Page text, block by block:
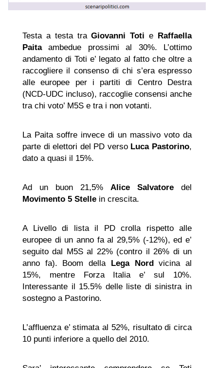
Testa a testa traGiovanni Totie Raffaella
Paitaambedue prossimi al 30%. L’ottimo
andamento di Toti e’ legato al fatto che oltre a
raccogliere il consenso di chi s’era espresso
alle europee per i partiti di Centro Destra
(NCD-UDC incluso), raccoglie consensi anche
tra chi voto’ M5S e tra i non votanti.
La Paita soffre invece di un massivo voto da
parte di elettori del PD verso Luca Pastorino,
dato a quasi il 15%.
Ad un buon 21,5% Alice Salvatore del
Movimento 5 Stelle in crescita.
A Livello di lista il PD crolla rispetto alle
europee di un anno fa al 29,5% (-12%), ed e’
seguito dal M5S al 22% (contro il 26% di un
anno fa). Boom della Lega Nordvicina al
15%, mentre Forza Italia e’ sul 10%.
Interessante il 15.5% delle liste di sinistra in
sostegno a Pastorino.
L’affluenza e’ stimata al 52%, risultato di circa
10 punti inferiore a quello del 2010.